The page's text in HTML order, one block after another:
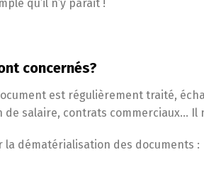
qu’il n’y parait !
concernés?
est régulièrement traité,
salaire, contrats commerciaux… Il
la dématérialisation des documents :